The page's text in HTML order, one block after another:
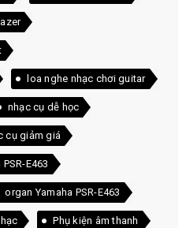
loa nghe nhạc chơi guitar
nhạc cụ dễ học
cụ giảm giá
E463
organ Yamaha PSR-E463
Phụ kiện âm thanh